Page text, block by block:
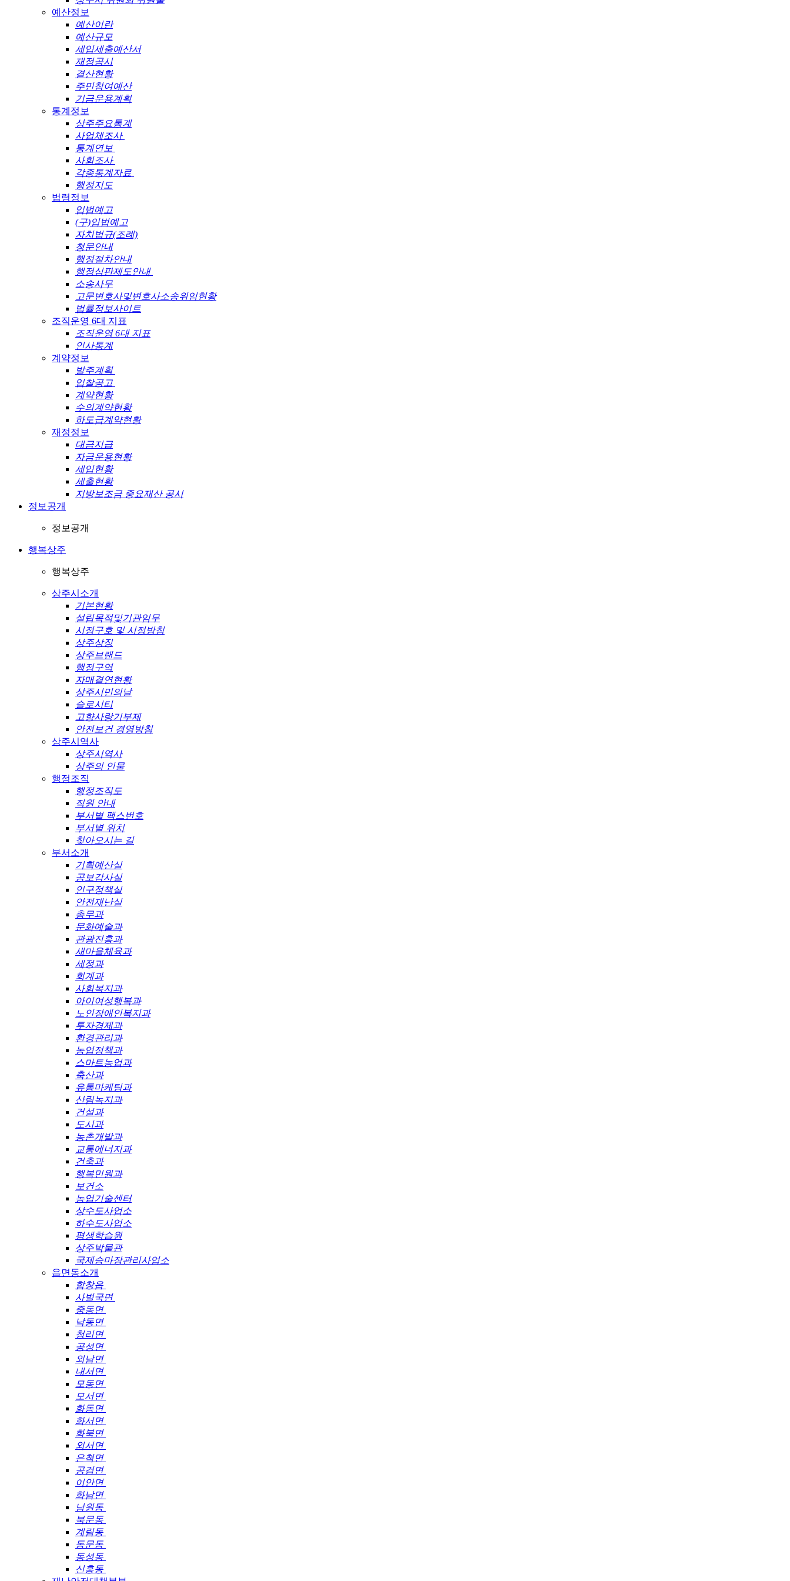
예산정보
예산이란
예산규모
세입세출예산서
재정공시
결산현황
주민참여예산
기금운용계획
통계정보
상주주요통계
사업체조사
통계연보
사회조사
각종통계자료
행정지도
법령정보
입법예고
(구)입법예고
자치법규(조례)
청문안내
행정절차안내
행정심판제도안내
소송사무
고문변호사및변호사소송위임현황
법률정보사이트
조직운영 6대 지표
조직운영 6대 지표
인사통계
계약정보
발주계획
입찰공고
계약현황
수의계약현황
하도급계약현황
재정정보
대금지급
자금운용현황
세입현황
세출현황
지방보조금 중요재산 공시
정보공개
정보공개
행복상주
행복상주
상주시소개
기본현황
설립목적및기관임무
시정구호 및 시정방침
상주상징
상주브랜드
행정구역
자매결연현황
상주시민의날
슬로시티
고향사랑기부제
안전보건 경영방침
상주시역사
상주시역사
상주의 인물
행정조직
행정조직도
직원 안내
부서별 팩스번호
부서별 위치
찾아오시는 길
부서소개
기획예산실
공보감사실
인구정책실
안전재난실
총무과
문화예술과
관광진흥과
새마을체육과
세정과
회계과
사회복지과
아이여성행복과
노인장애인복지과
투자경제과
환경관리과
농업정책과
스마트농업과
축산과
유통마케팅과
산림녹지과
건설과
도시과
농촌개발과
교통에너지과
건축과
행복민원과
보건소
농업기술센터
상수도사업소
하수도사업소
평생학습원
상주박물관
국제승마장관리사업소
읍면동소개
함창읍
사벌국면
중동면
낙동면
청리면
공성면
외남면
내서면
모동면
모서면
화동면
화서면
화북면
외서면
은척면
공검면
이안면
화남면
남원동
북문동
계림동
동문동
동성동
신흥동